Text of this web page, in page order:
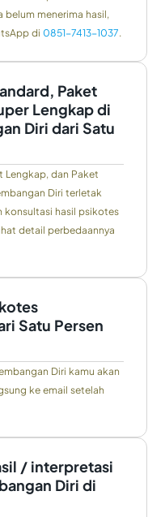
belum menerima hasil,
di0851-7413-1037.
Paket
Lengkap di
Diri dari Satu
Lengkap, dan Paket
Diri terletak
konsultasi hasil psikotes
detail perbedaannya
Satu Persen
Diri kamu akan
ke email setelah
/ interpretasi
Diri di